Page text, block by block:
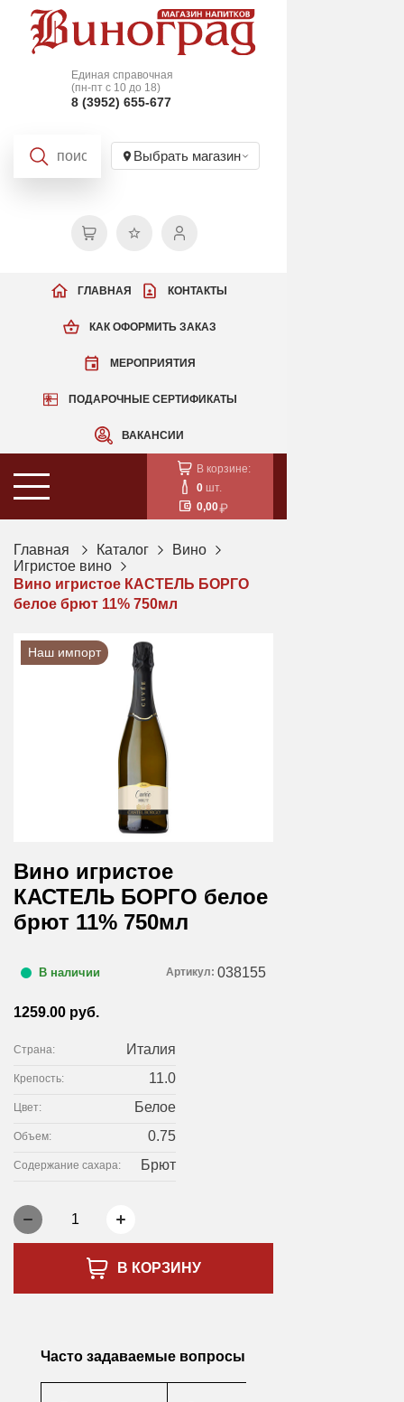
Единая справочная
(пн-пт с 10 до 18)
8 (3952) 655-677
Выбрать магазин
КАК ОФОРМИТЬ ЗАКАЗ
МЕРОПРИЯТИЯ
ПОДАРОЧНЫЕ СЕРТИФИКАТЫ
ВАКАНСИИ
ГЛАВНАЯ КОНТАКТЫ
В корзине:
0 шт.
0,00
Главная Каталог
Вино
Игристое вино
Вино игристое КАСТЕЛЬ БОРГО
белое брют 11% 750мл
Наш импорт
Вино игристое
КАСТЕЛЬ БОРГО белое
брют 11% 750мл
В наличии Артикул: 038155
1259.00 руб.
Страна: Италия
Крепость: 11.0
Цвет: Белое
Объем: 0.75
Содержание сахара: Брют
1
В КОРЗИНУ
Часто задаваемые вопросы